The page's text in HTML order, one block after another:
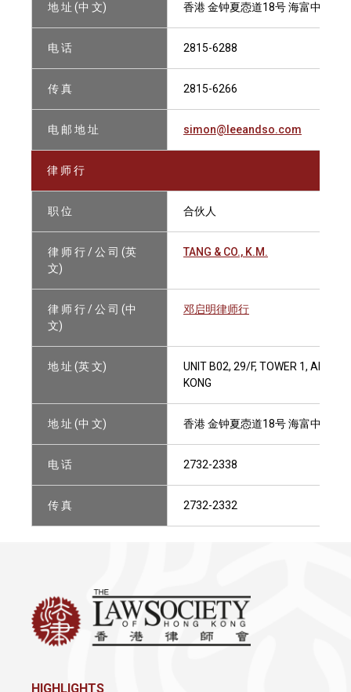
地 址 (中 文) 香港 金钟夏悫道18号 海富中心1
电 话 2815-6288
传 真 2815-6266
电 邮 地 址 simon@leeandso.com
律 师 行
职 位 合伙人
律 师 行 / 公 司 (英
文)
TANG & CO., K.M.
律 师 行 / 公 司 (中
文)
邓启明律师行
地 址 (英 文)
UNIT B02, 29/F, TOWER 1,
KONG
地 址 (中 文) 香港 金钟夏悫道18号 海富中心第
电 话 2732-2338
传 真 2732-2332
HIGHLIGHTS